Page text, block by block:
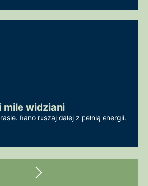
mile widziani
Rano ruszaj dalej z pełnią energii.